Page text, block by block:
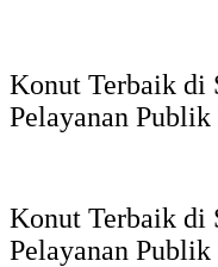
Konut Terbaik di
Pelayanan
Konut Terbaik di
Pelayanan